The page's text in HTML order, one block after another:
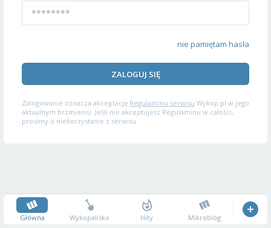
nie pamiętam hasła
ZALOGUJ SIĘ
Zalogowanie oznacza akceptację Regulaminu serwisu Wykop.pl w jego
aktualnym brzmieniu. Jeśli nie akceptujesz Regulaminu w całości,
prosimy o niekorzystanie z serwisu.
Główna Wykopalisko Hity Mikroblog